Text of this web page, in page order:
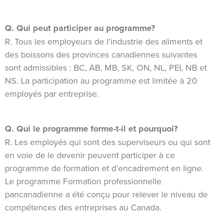
Q. Qui peut participer au programme?
R. Tous les employeurs de l’industrie des aliments et
des boissons des provinces canadiennes suivantes
sont admissibles : BC, AB, MB, SK, ON, NL, PEI, NB et
NS. La participation au programme est limitée à 20
employés par entreprise.
Q. Qui le programme forme-t-il et pourquoi?
R. Les employés qui sont des superviseurs ou qui sont
en voie de le devenir peuvent participer à ce
programme de formation et d’encadrement en ligne.
Le programme Formation professionnelle
pancanadienne a été conçu pour relever le niveau de
compétences des entreprises au Canada.